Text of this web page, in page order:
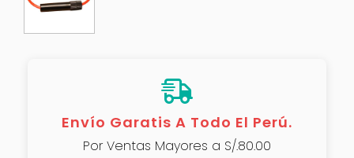
Envío Garatis A Todo El Perú.
Por Ventas Mayores a S/.80.00